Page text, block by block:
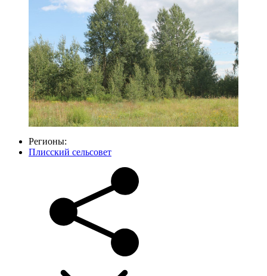
Регионы:
Плисский сельсовет